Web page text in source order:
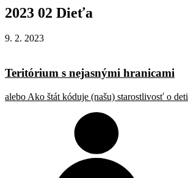
2023 02 Dieťa
9. 2. 2023
Teritórium s nejasnými hranicami
alebo Ako štát kóduje (našu) starostlivosť o deti